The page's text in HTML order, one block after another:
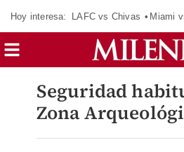
Hoy interesa: LAFC vs Chivas Miami
Seguridad
Zona